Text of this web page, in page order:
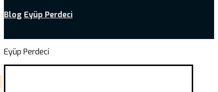
Blog Eyüp Perdeci
Eyüp Perdeci